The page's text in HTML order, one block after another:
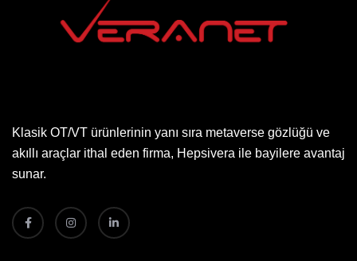
Klasik OT/VT ürünlerinin yanı sıra metaverse gözlüğü ve
akıllı araçlar ithal eden firma, Hepsivera ile bayilere avantaj
sunar.